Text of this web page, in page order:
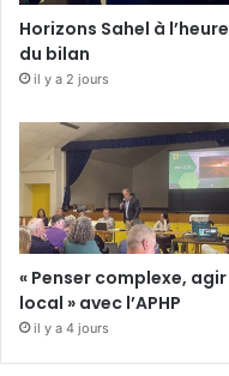
Horizons Sahel à l’heure
du bilan
il y a 2 jours
« Penser complexe, agir
local » avec l’APHP
il y a 4 jours